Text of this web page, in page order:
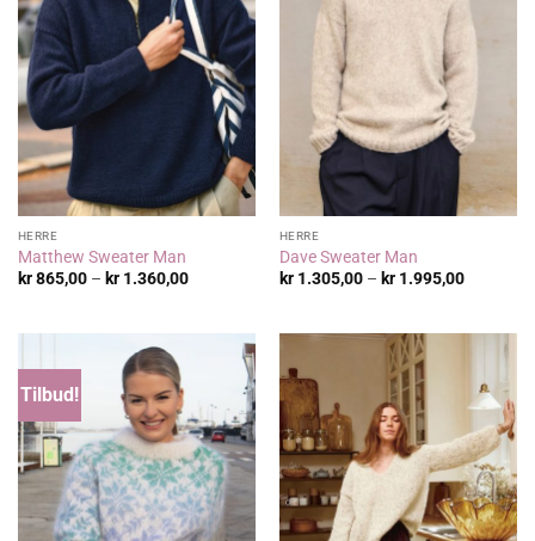
HERRE
Matthew Sweater Man
kr865,00 – kr1.360,00Prisområde:
HERRE
Dave Sweater Man
kr1.305,00 – kr1.995,00
Tilbud!